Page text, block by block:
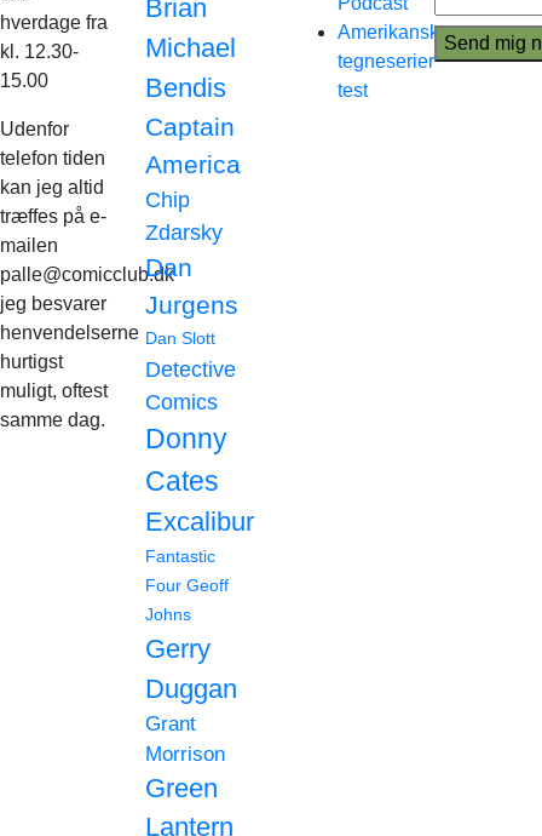
hverdage fra
kl. 12.30-
15.00
Udenfor
telefon tiden
kan jeg altid
træffes på e-
mailen
palle@comicclub.dk
jeg besvarer
henvendelserne
hurtigst
muligt, oftest
samme dag.
Brian
Michael
Bendis
Captain
America
Chip
Zdarsky
Dan
Jurgens
Dan Slott
Detective
Comics
Donny
Cates
Excalibur
Fantastic
Four Geoff
Johns
Gerry
Duggan
Grant
Morrison
Green
Lantern
Amerikanske
tegneserier
test